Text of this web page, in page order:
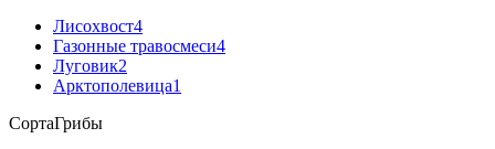
Лисохвост4
Газонные травосмеси4
Луговик2
Арктополевица1
СортаГрибы